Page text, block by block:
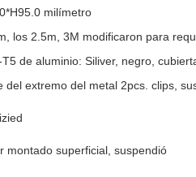
milímetro
los 2.5m, 3M modificaron para
de aluminio: Siliver, negro,
del extremo del metal 2pcs. clips,
montado superficial, suspendió